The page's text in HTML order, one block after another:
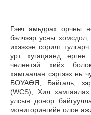
Гэвч амьдрах орчны
бэлчээр усны
ихээхэн сорилт
урт хугацаанд
чөлөөтэй хийх
хамгаалан сэргээх нь
БОУАӨЯ, Байгаль,
(WCS), Хил
улсын донор
мониторингийн олон